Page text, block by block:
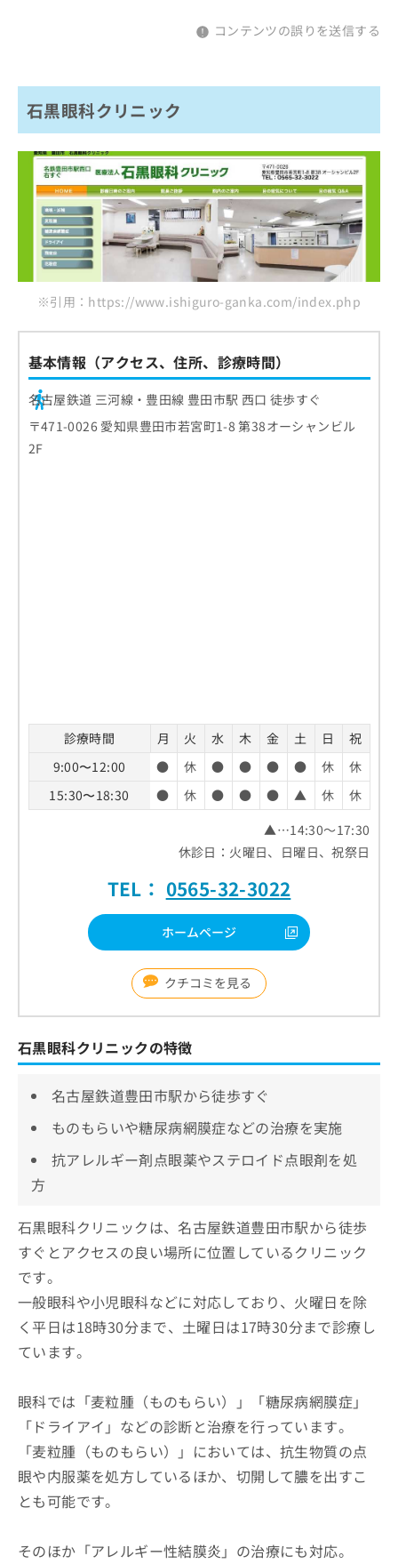
コンテンツの誤りを送信する
石黒眼科クリニック
※引用：https://www.ishiguro-ganka.com/index.php
基本情報（アクセス、住所、診療時間）
名古屋鉄道 三河線・豊田線 豊田市駅 西口 徒歩すぐ
〒471-0026 愛知県豊田市若宮町1-8 第38オーシャンビル
2F
診療時間 月 火 水 木 金 土 日
祝
9:00〜12:00
● 休 ● ● ● ● 休
休
15:30〜18:30
● 休 ● ● ● ▲ 休
休
▲…14:30～17:30
休診日：火曜日、日曜日、祝祭日
TEL： 0565-32-3022
ホームページ
クチコミを見る
石黒眼科クリニックの特徴
名古屋鉄道豊田市駅から徒歩すぐ
ものもらいや糖尿病網膜症などの治療を実施
抗アレルギー剤点眼薬やステロイド点眼剤を処
方
石黒眼科クリニックは、名古屋鉄道豊田市駅から徒歩
すぐとアクセスの良い場所に位置しているクリニック
です。
一般眼科や小児眼科などに対応しており、火曜日を除
く平日は18時30分まで、土曜日は17時30分まで診療し
ています。
眼科では「麦粒腫（ものもらい）」「糖尿病網膜症」
「ドライアイ」などの診断と治療を行っています。
「麦粒腫（ものもらい）」においては、抗生物質の点
眼や内服薬を処方しているほか、切開して膿を出すこ
とも可能です。
そのほか「アレルギー性結膜炎」の治療にも対応。